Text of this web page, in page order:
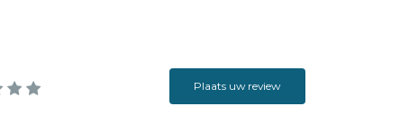
Plaats uw review